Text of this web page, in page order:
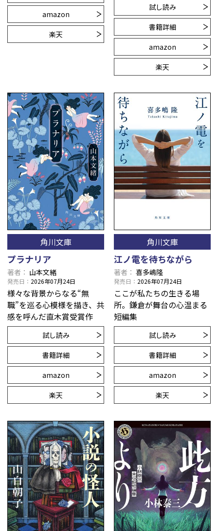
amazon
楽天
試し読み
書籍詳細
amazon
楽天
角川文庫
プラナリア
著者 山本文緒
発売日 2026年07月24日
様々な背景からなる“無
職”を巡る心模様を描き、共
感を呼んだ直木賞受賞作
試し読み
書籍詳細
amazon
楽天
角川文庫
江ノ電を待ちながら
著者 喜多嶋隆
発売日 2026年07月24日
ここが私たちの生きる場
所。鎌倉が舞台の心温まる
短編集
試し読み
書籍詳細
amazon
楽天